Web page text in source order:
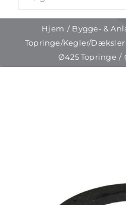
Projekter
Hjem Bygge- &
Topringe/Kegler/
Ø425 Topringe